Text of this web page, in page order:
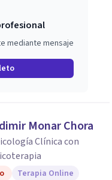
mediante mensaje
Monar Chora
Clínica con
Terapia Online